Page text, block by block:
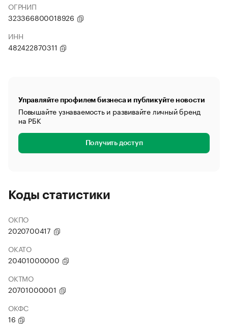
ОГРНИП
323366800018926
ИНН
482422870311
Управляйте профилем бизнеса и публикуйте новости
Повышайте узнаваемость и развивайте личный бренд
на РБК
Получить доступ
Коды статистики
ОКПО
2020700417
ОКАТО
20401000000
ОКТМО
20701000001
ОКФС
16